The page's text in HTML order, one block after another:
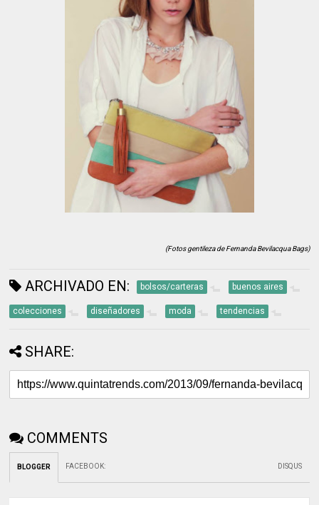
(Fotos gentileza de Fernanda Bevilacqua Bags)
ARCHIVADO EN: bolsos/carteras buenos aires
colecciones diseñadores moda tendencias
SHARE:
COMMENTS
BLOGGER FACEBOOK: DISQUS